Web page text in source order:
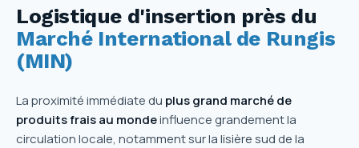
Logistique d'insertion près du
Marché International de Rungis
(MIN)
La proximité immédiate du plus grand marché de
produits frais au mondeinfluence grandement la
circulation locale, notamment sur la lisière sud de la